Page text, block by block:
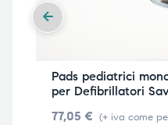
Pads pediatrici
per Defibrillatori
77,05 € (+ iva come